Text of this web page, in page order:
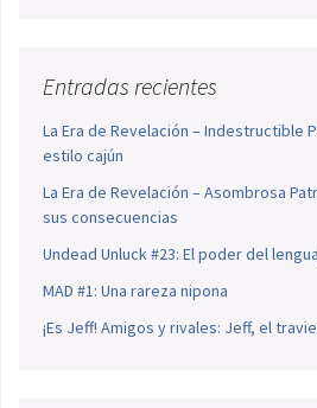
Entradas recientes
La Era de Revelación – Indestructible
estilo cajún
La Era de Revelación – Asombrosa
sus consecuencias
Undead Unluck #23: El poder del
MAD #1: Una rareza nipona
¡Es Jeff! Amigos y rivales: Jeff, el